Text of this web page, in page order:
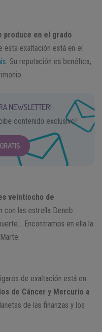
produce en el grado
esta exaltación está en el
. Su reputación es benéfica,
NEWSLETTER!
contenido exclusivo!
veintiocho de
con las estrella Deneb
Encontramos en ella la
de exaltación está en
de Cáncer y Mercurio a
de las finanzas y los